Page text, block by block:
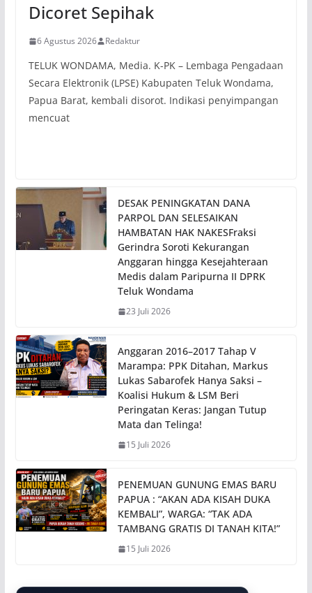
Dicoret Sepihak
6 Agustus 2026 Redaktur
TELUK WONDAMA, Media. K-PK – Lembaga Pengadaan
Secara Elektronik (LPSE) Kabupaten Teluk Wondama,
Papua Barat, kembali disorot. Indikasi penyimpangan
mencuat
DESAK PENINGKATAN DANA
PARPOL DAN SELESAIKAN
HAMBATAN HAK NAKESFraksi
Gerindra Soroti Kekurangan
Anggaran hingga Kesejahteraan
Medis dalam Paripurna II DPRK
Teluk Wondama
23 Juli 2026
Anggaran 2016–2017 Tahap V
Marampa: PPK Ditahan, Markus
Lukas Sabarofek Hanya Saksi –
Koalisi Hukum & LSM Beri
Peringatan Keras: Jangan Tutup
Mata dan Telinga!
15 Juli 2026
PENEMUAN GUNUNG EMAS BARU
PAPUA : “AKAN ADA KISAH DUKA
KEMBALI”, WARGA: “TAK ADA
TAMBANG GRATIS DI TANAH KITA!”
15 Juli 2026